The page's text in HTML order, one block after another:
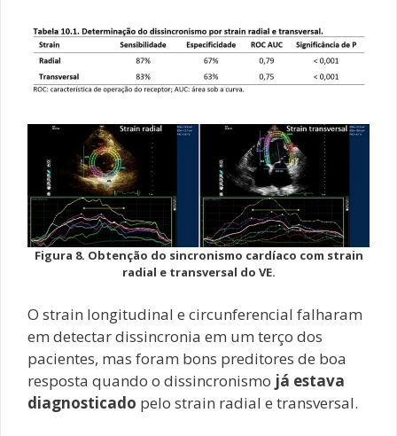
Figura 8. Obtenção do sincronismo cardíaco com strain
radial e transversal do VE.
O strain longitudinal e circunferencial falharam
em detectar dissincronia em um terço dos
pacientes, mas foram bons preditores de boa
resposta quando o dissincronismo já estava
diagnosticado pelo strain radial e transversal.